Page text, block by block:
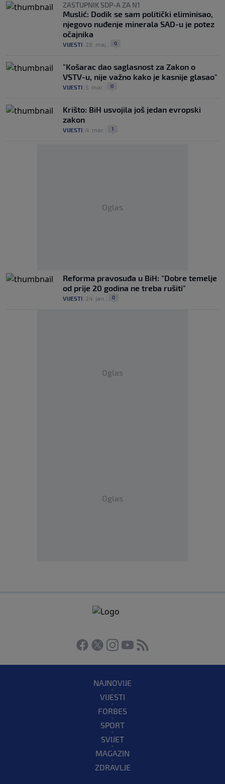
ZASTUPNIK SDP-A ZA N1
Muslić: Dodik se sam politički eliminisao,
njegovo nuđenje minerala SAD-u je potez
očajnika
VIJESTI 28. maj. 0
"Košarac dao saglasnost za Zakon o
VSTV-u, nije važno kako je kasnije glasao"
VIJESTI 5. mar. 0
Krišto: BiH usvojila još jedan evropski
zakon
VIJESTI 4. mar. 1
Oglas
Reforma pravosuđa u BiH: "Dobre temelje
od prije 20 godina ne treba rušiti"
VIJESTI 24. jan. 0
Oglas
Oglas
NAJNOVIJE
VIJESTI
FORBES
SPORT
SVIJET
MAGAZIN
ZDRAVLJE